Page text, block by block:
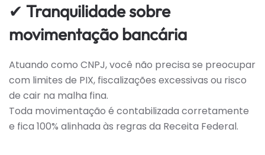
✔ Tranquilidade sobre
movimentação bancária
Atuando como CNPJ, você não precisa se preocupar
com limites de PIX, fiscalizações excessivas ou risco
de cair na malha fina.
Toda movimentação é contabilizada corretamente
e fica 100% alinhada às regras da Receita Federal.